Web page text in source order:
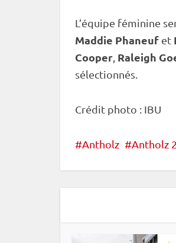
L’équipe féminine
Maddie Phaneuf et
Cooper Raleigh
sélectionnés.
Crédit photo : IBU
Antholz Antholz